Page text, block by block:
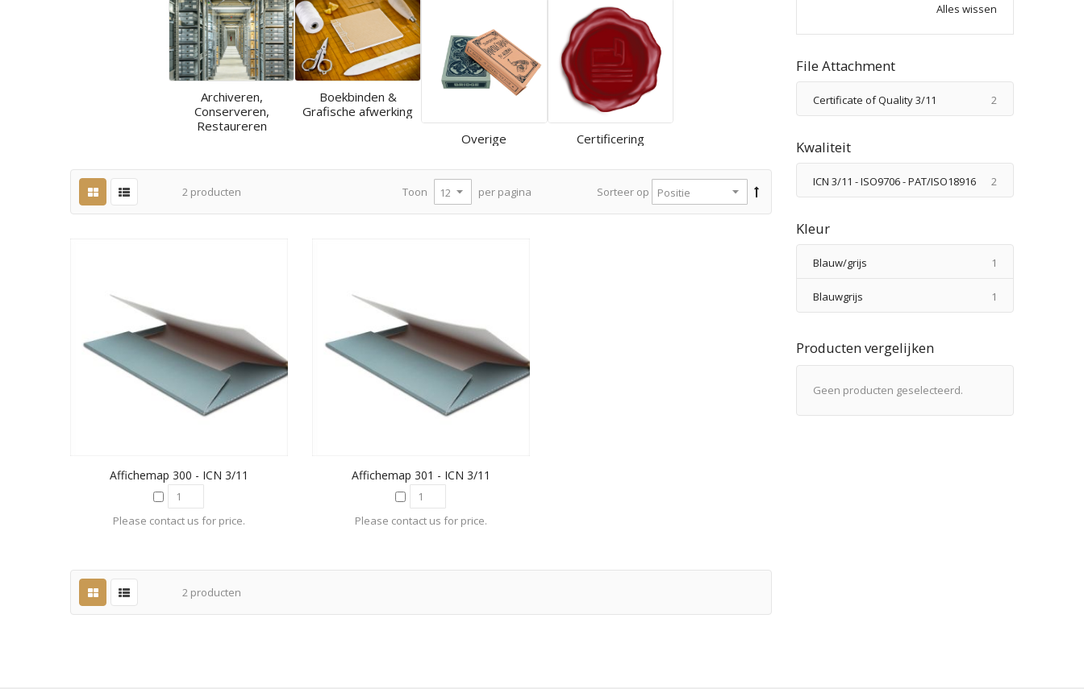
Archiveren,
Conserveren,
Restaureren
Boekbinden &
Grafische afwerking
Overige
Certificering
2 producten Sorteer op
Toon per pagina
Affichemap 300 - ICN 3/11
Please contact us for price.
Affichemap 301 - ICN 3/11
Please contact us for price.
2 producten
Alles wissen
File Attachment
Certificate of Quality 3/11 2
Kwaliteit
ICN 3/11 - ISO9706 - PAT/ISO18916 2
Kleur
Blauw/grijs 1
Blauwgrijs 1
Producten vergelijken
Geen producten geselecteerd.